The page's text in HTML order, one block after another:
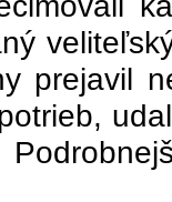
prejavil